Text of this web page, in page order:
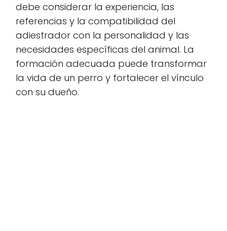
debe considerar la experiencia, las
referencias y la compatibilidad del
adiestrador con la personalidad y las
necesidades específicas del animal. La
formación adecuada puede transformar
la vida de un perro y fortalecer el vínculo
con su dueño.